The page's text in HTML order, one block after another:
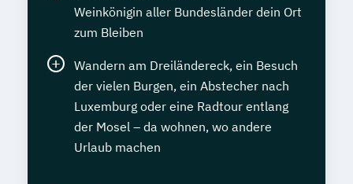
Weinkönigin aller Bundesländer dein Ort
zum Bleiben
Wandern am Dreiländereck, ein Besuch
der vielen Burgen, ein Abstecher nach
Luxemburg oder eine Radtour entlang
der Mosel – da wohnen, wo andere
Urlaub machen